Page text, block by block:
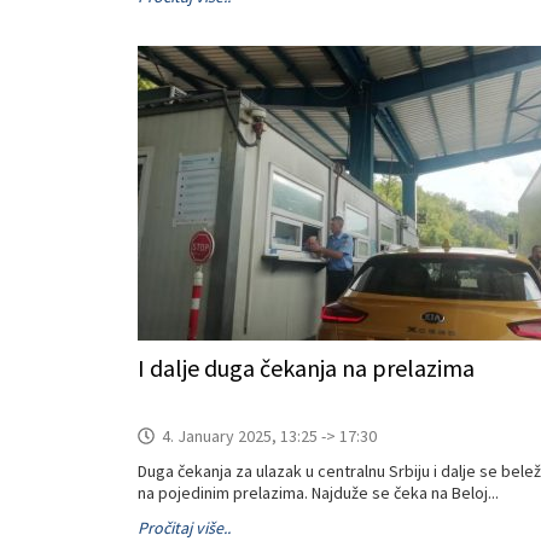
I dalje duga čekanja na prelazima
4. January 2025, 13:25 -> 17:30
Duga čekanja za ulazak u centralnu Srbiju i dalje se
na pojedinim prelazima. Najduže se čeka na Beloj...
Pročitaj više..